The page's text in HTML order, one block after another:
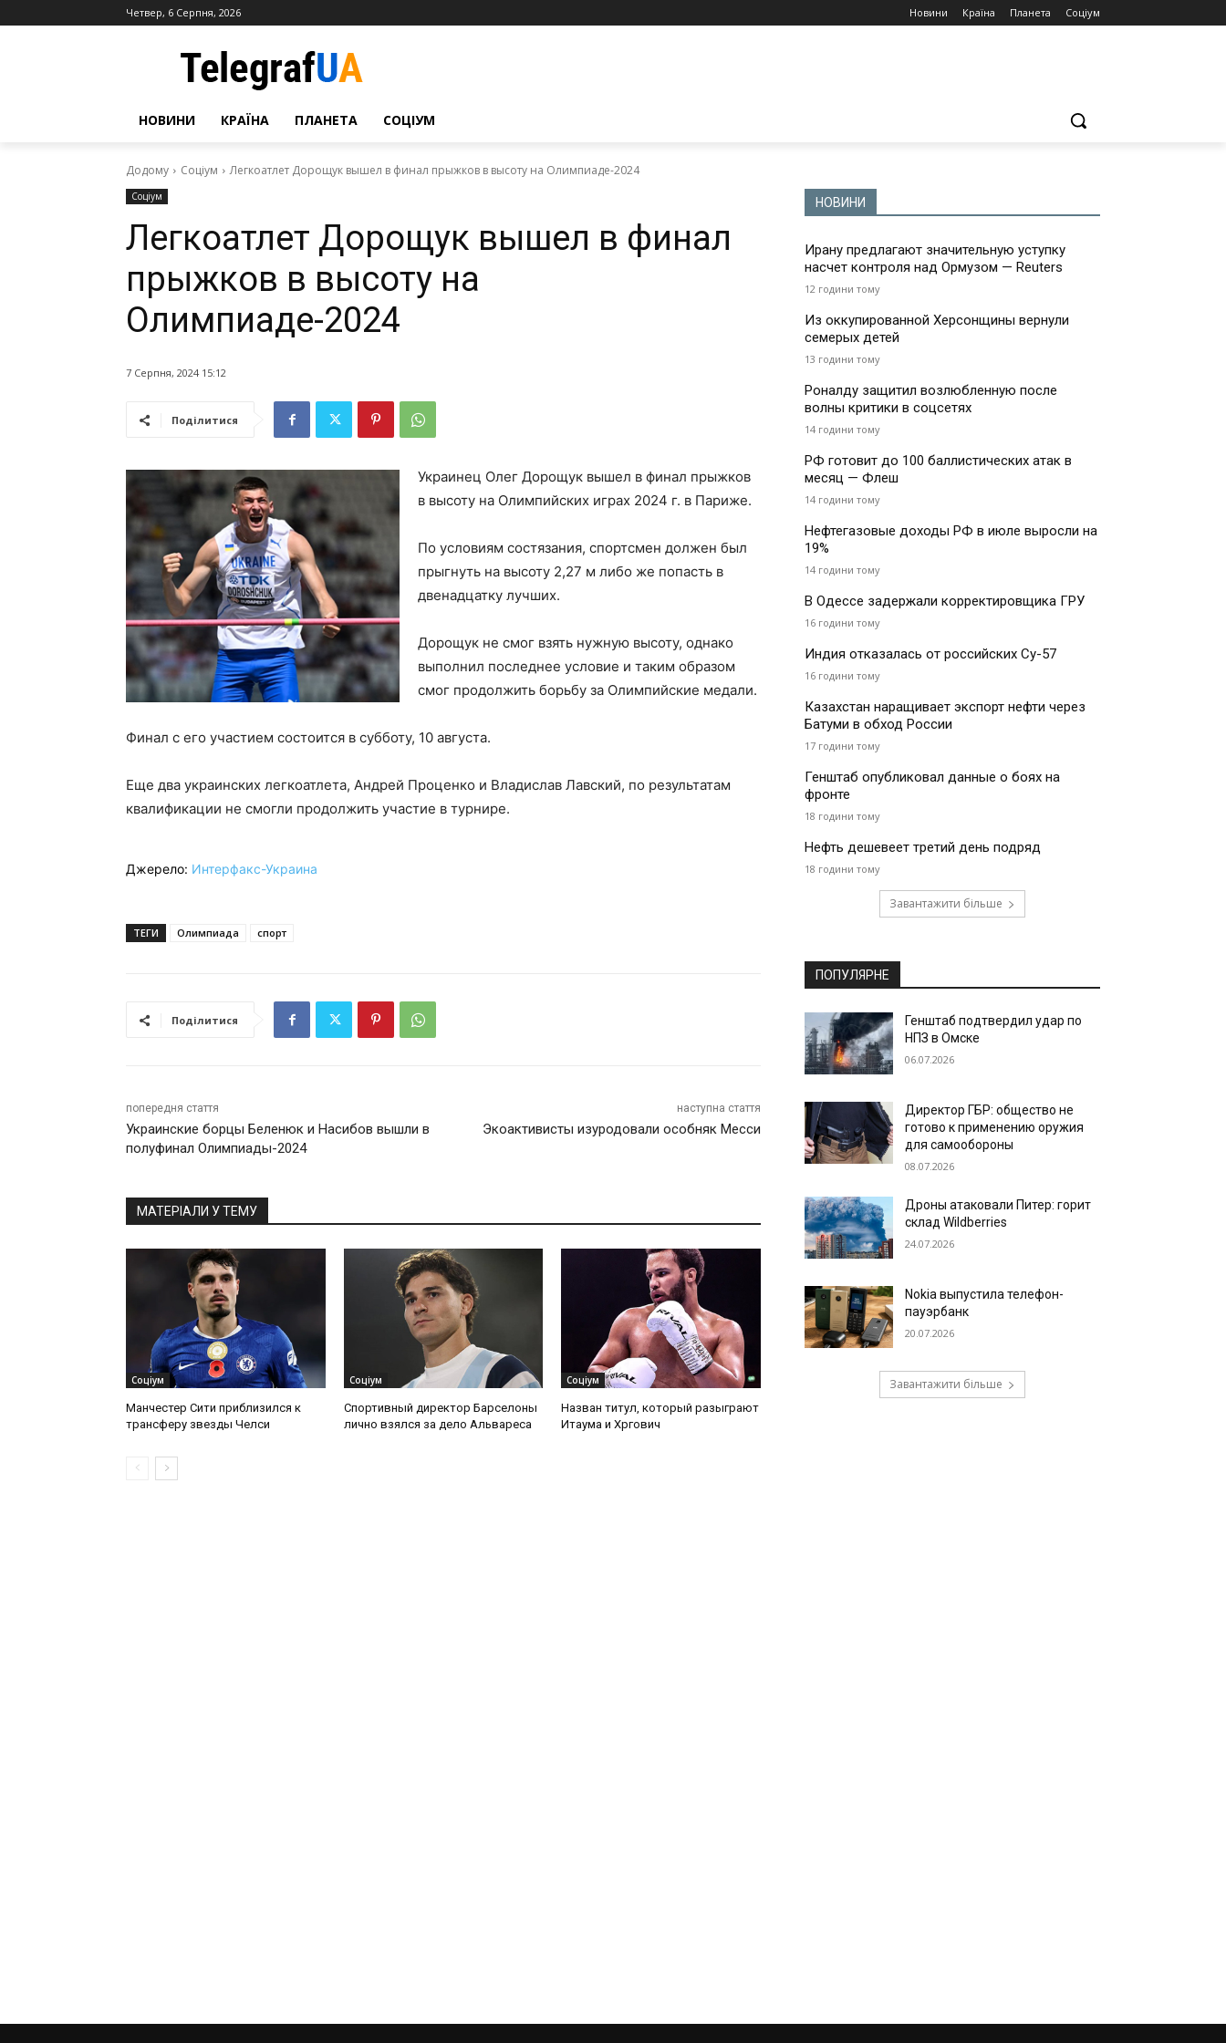
Четвер, 6 Серпня, 2026 Новини Країна Планета Соціум
НОВИНИ КРАЇНА ПЛАНЕТА СОЦІУМ
Додому Соціум Легкоатлет Дорощук вышел в финал прыжков в высоту на Олимпиаде-2024
Соціум
Легкоатлет Дорощук вышел в финал
прыжков в высоту на
Олимпиаде-2024
7 Серпня, 2024 15:12
Поділитися
Украинец Олег Дорощук вышел в финал прыжков
в высоту на Олимпийских играх 2024 г. в Париже.
По условиям состязания, спортсмен должен был
прыгнуть на высоту 2,27 м либо же попасть в
двенадцатку лучших.
Дорощук не смог взять нужную высоту, однако
выполнил последнее условие и таким образом
смог продолжить борьбу за Олимпийские медали.
Финал с его участием состоится в субботу, 10 августа.
Еще два украинских легкоатлета, Андрей Проценко и Владислав Лавский, по результатам
квалификации не смогли продолжить участие в турнире.
Джерело: Интерфакс-Украина
ТЕГИ Олимпиада спорт
Поділитися
попередня стаття
Украинские борцы Беленюк и Насибов вышли в
полуфинал Олимпиады-2024
наступна стаття
Экоактивисты изуродовали особняк Месси
МАТЕРІАЛИ У ТЕМУ
Соціум
Манчестер Сити приблизился к
трансферу звезды Челси
Соціум
Спортивный директор Барселоны
лично взялся за дело Альвареса
Соціум
Назван титул, который разыграют
Итаума и Хргович
НОВИНИ
Ирану предлагают значительную уступку
насчет контроля над Ормузом — Reuters
12 години тому
Из оккупированной Херсонщины вернули
семерых детей
13 години тому
Роналду защитил возлюбленную после
волны критики в соцсетях
14 години тому
РФ готовит до 100 баллистических атак в
месяц — Флеш
14 години тому
Нефтегазовые доходы РФ в июле выросли на
19%
14 години тому
В Одессе задержали корректировщика ГРУ
16 години тому
Индия отказалась от российских Су-57
16 години тому
Казахстан наращивает экспорт нефти через
Батуми в обход России
17 години тому
Генштаб опубликовал данные о боях на
фронте
18 години тому
Нефть дешевеет третий день подряд
18 години тому
Завантажити більше
ПОПУЛЯРНЕ
Генштаб подтвердил удар по
НПЗ в Омске
06.07.2026
Директор ГБР: общество не
готово к применению оружия
для самообороны
08.07.2026
Дроны атаковали Питер: горит
склад Wildberries
24.07.2026
Nokia выпустила телефон-
пауэрбанк
20.07.2026
Завантажити більше